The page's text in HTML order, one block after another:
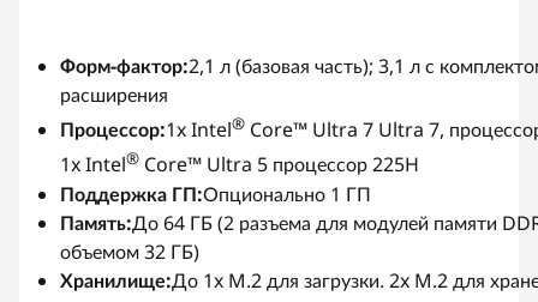
Форм-фактор:2,1 л (базовая часть); 3,1 л с
расширения
Процессор:1x Intel® Core™ Ultra 7 Ultra 7,
1x Intel® Core™ Ultra 5 процессор 225H
Поддержка ГП:Опционально 1 ГП
Память:До 64 ГБ (2 разъема для модулей памяти
объемом 32 ГБ)
Хранилище:До 1x M.2 для загрузки. 2x M.2 для